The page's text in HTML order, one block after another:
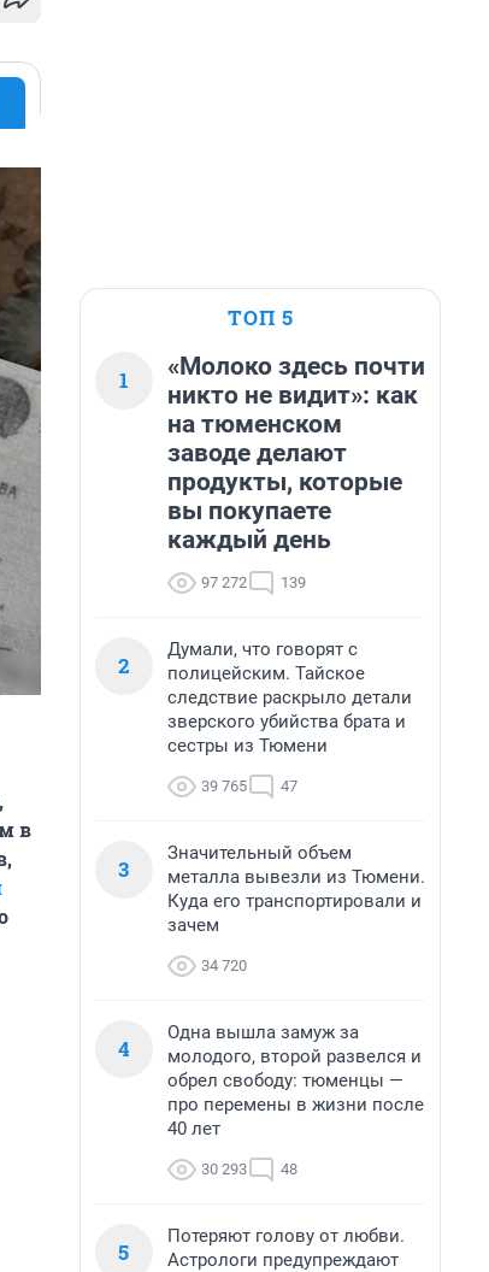
в
ТОП 5
1
«Молоко здесь почти
никто не видит»: как
на тюменском
заводе делают
продукты, которые
вы покупаете
каждый день
97 272 139
2
Думали, что говорят с
полицейским. Тайское
следствие раскрыло детали
зверского убийства брата и
сестры из Тюмени
39 765 47
3
Значительный объем
металла вывезли из Тюмени.
Куда его транспортировали и
зачем
34 720
4
Одна вышла замуж за
молодого, второй развелся и
обрел свободу: тюменцы —
про перемены в жизни после
40 лет
30 293 48
5
Потеряют голову от любви.
Астрологи предупреждают